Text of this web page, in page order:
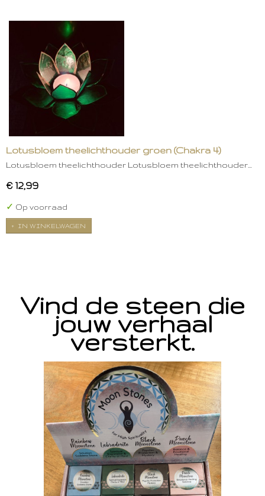
Lotusbloem theelichthouder groen (Chakra 4)
Lotusbloem theelichthouder Lotusbloem theelichthouder…
€ 12,99
✓ Op voorraad
IN WINKELWAGEN
Vind de steen die
jouw verhaal
versterkt.